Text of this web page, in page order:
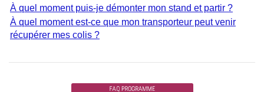
À quel moment puis-je démonter mon stand et partir ?
À quel moment est-ce que mon transporteur peut venir
récupérer mes colis ?